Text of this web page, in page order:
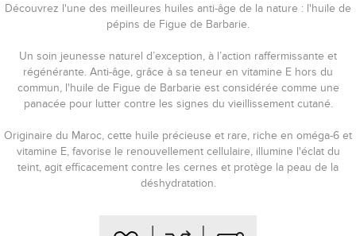
Découvrez l'une des meilleures huiles anti-âge de la nature : l'huile de
pépins de Figue de Barbarie.
Un soin jeunesse naturel d’exception, à l’action raffermissante et
régénérante. Anti-âge, grâce à sa teneur en vitamine E hors du
commun, l'huile de Figue de Barbarie est considérée comme une
panacée pour lutter contre les signes du vieillissement cutané.
Originaire du Maroc, cette huile précieuse et rare, riche en oméga-6 et
vitamine E, favorise le renouvellement cellulaire, illumine l'éclat du
teint, agit efficacement contre les cernes et protège la peau de la
déshydratation.